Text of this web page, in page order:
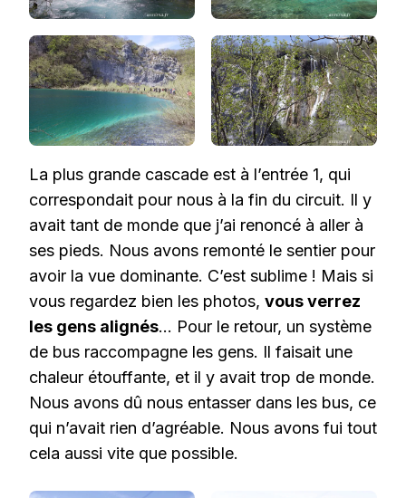
La plus grande cascade est à l’entrée 1, qui
correspondait pour nous à la fin du circuit. Il y
avait tant de monde que j’ai renoncé à aller à
ses pieds. Nous avons remonté le sentier pour
avoir la vue dominante. C’est sublime ! Mais si
vous regardez bien les photos, vous verrez
les gens alignés… Pour le retour, un système
de bus raccompagne les gens. Il faisait une
chaleur étouffante, et il y avait trop de monde.
Nous avons dû nous entasser dans les bus, ce
qui n’avait rien d’agréable. Nous avons fui tout
cela aussi vite que possible.